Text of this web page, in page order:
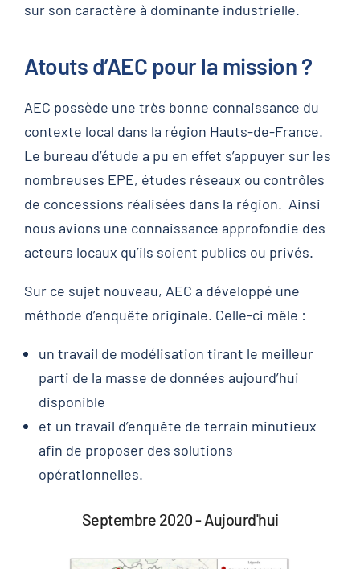
sur son caractère à dominante industrielle.
Atouts d’AEC pour la mission ?
AEC possède une très bonne connaissance du
contexte local dans la région Hauts-de-France.
Le bureau d’étude a pu en effet s’appuyer sur les
nombreuses EPE, études réseaux ou contrôles
de concessions réalisées dans la région. Ainsi
nous avions une connaissance approfondie des
acteurs locaux qu’ils soient publics ou privés.
Sur ce sujet nouveau, AEC a développé une
méthode d’enquête originale. Celle-ci mêle :
un travail de modélisation tirant le meilleur
parti de la masse de données aujourd’hui
disponible
et un travail d’enquête de terrain minutieux
afin de proposer des solutions
opérationnelles.
Septembre 2020 - Aujourd'hui